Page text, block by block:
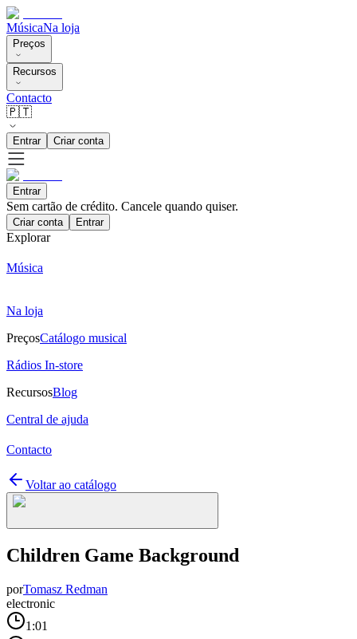
MúsicaNa loja
Preços
Recursos
Contacto
🇵🇹
Entrar Criar conta
Entrar
Sem cartão de crédito. Cancele quando quiser.
Criar conta Entrar
Explorar
Música
Na loja
PreçosCatálogo musical
Rádios In-store
RecursosBlog
Central de ajuda
Contacto
Voltar ao catálogo
Children Game Background
porTomasz Redman
electronic
1:01